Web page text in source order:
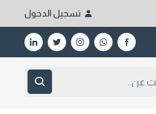
تسجيل الدخول